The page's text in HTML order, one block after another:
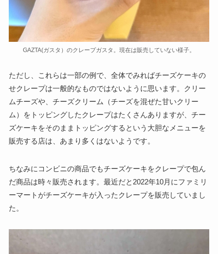
GAZTA(ガスタ）のクレープガスタ。現在は販売していない様子。
ただし、これらは一部の例で、全体でみればチーズケーキの
せクレープは一般的なものではないように思います。クリー
ムチーズや、チーズクリーム（チーズを混ぜた甘いクリー
ム）をトッピングしたクレープはたくさんありますが、チー
ズケーキをそのままトッピングするという大胆なメニューを
販売する店は、あまり多くはないようです。
ちなみにコンビニの商品でもチーズケーキをクレープで包ん
だ商品は時々販売されます。最近だと2022年10月にファミリ
ーマートがチーズケーキが入ったクレープを販売していまし
た。